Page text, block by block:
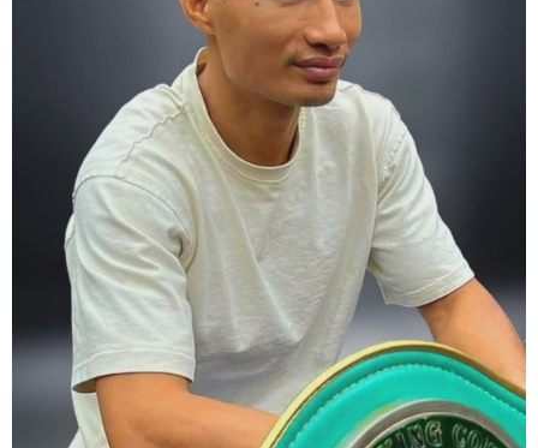
Know that it is not about you. It's about ensuring the safety and the
fairness for the boxers who put their lives in the ring. At the end,
what Tony Weeks said during the Referee training seminar
encapsulates it well. "You do it for the love and respect of the
#professionalboxing
#proboxingreferee
#Tonyweeks